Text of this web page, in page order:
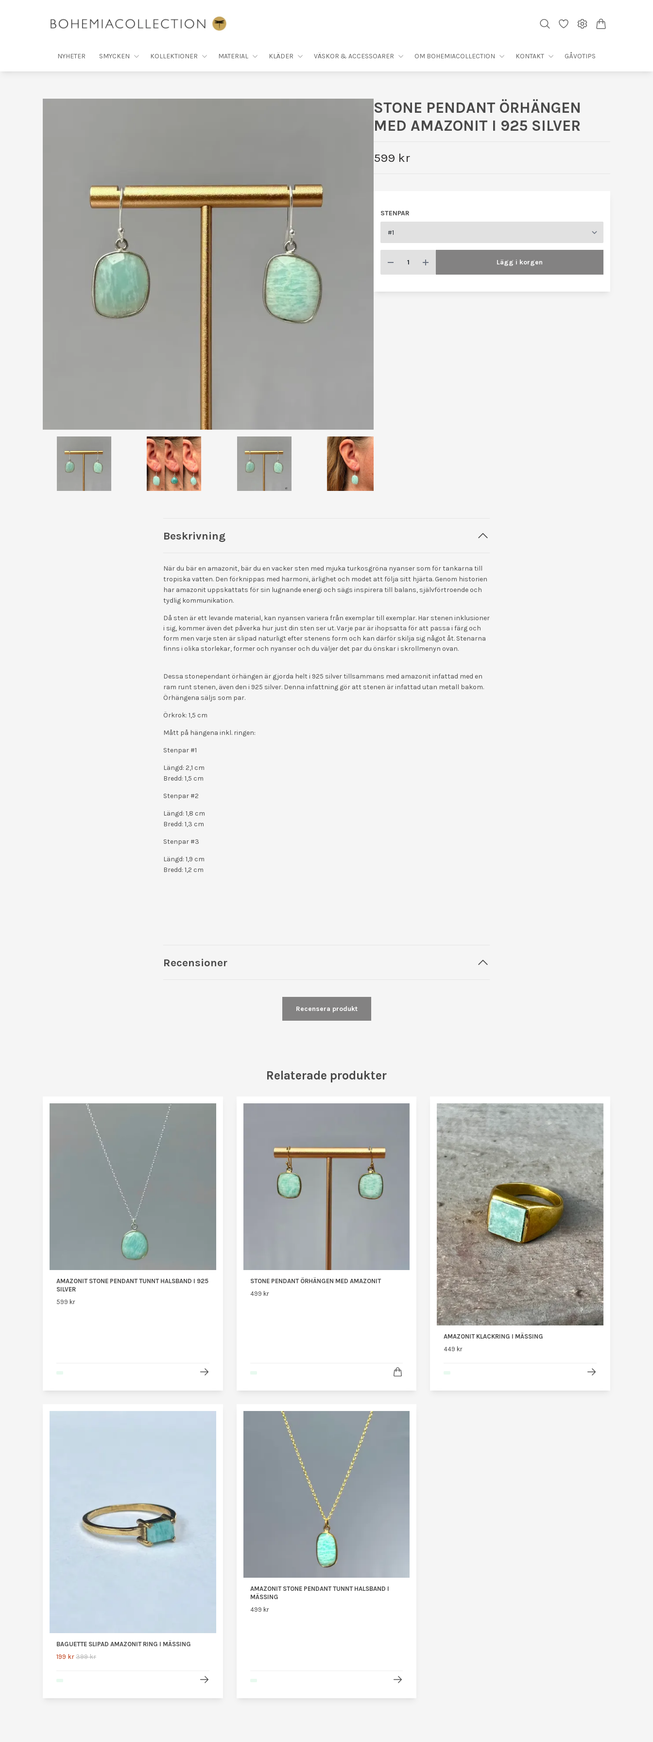
NYHETER SMYCKEN KOLLEKTIONER MATERIAL KLÄDER VÄSKOR & ACCESSOARER OM BOHEMIACOLLECTION KONTAKT GÅVOTIPS
STONE PENDANT ÖRHÄNGEN
MED AMAZONIT I 925 SILVER
599 kr
STENPAR
Lägg i korgen
Beskrivning
När du bär en amazonit, bär du en vacker sten med mjuka turkosgröna nyanser som för tankarna till
tropiska vatten. Den förknippas med harmoni, ärlighet och modet att följa sitt hjärta. Genom historien
har amazonit uppskattats för sin lugnande energi och sägs inspirera till balans, självförtroende och
tydlig kommunikation.
Då sten är ett levande material, kan nyansen variera från exemplar till exemplar. Har stenen inklusioner
i sig, kommer även det påverka hur just din sten ser ut. Varje par är ihopsatta för att passa i färg och
form men varje sten är slipad naturligt efter stenens form och kan därför skilja sig något åt. Stenarna
finns i olika storlekar, former och nyanser och du väljer det par du önskar i skrollmenyn ovan.
Dessa stonependant örhängen är gjorda helt i 925 silver tillsammans med amazonit infattad med en
ram runt stenen, även den i 925 silver. Denna infattning gör att stenen är infattad utan metall bakom.
Örhängena säljs som par.
Örkrok: 1,5 cm
Mått på hängena inkl. ringen:
Stenpar #1
Längd: 2,1 cm
Bredd: 1,5 cm
Stenpar #2
Längd: 1,8 cm
Bredd: 1,3 cm
Stenpar #3
Längd: 1,9 cm
Bredd: 1,2 cm
Recensioner
Recensera produkt
Relaterade produkter
AMAZONIT STONE PENDANT TUNNT HALSBAND I 925
SILVER
599 kr
STONE PENDANT ÖRHÄNGEN MED AMAZONIT
499 kr
AMAZONIT KLACKRING I MÄSSING
449 kr
BAGUETTE SLIPAD AMAZONIT RING I MÄSSING
199 kr399 kr
AMAZONIT STONE PENDANT TUNNT HALSBAND I
MÄSSING
499 kr